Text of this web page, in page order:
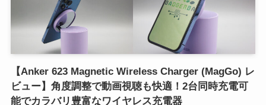
【Anker 623 Magnetic Wireless Charger (MagGo) レ
ビュー】角度調整で動画視聴も快適！2台同時充電可
能でカラバリ豊富なワイヤレス充電器